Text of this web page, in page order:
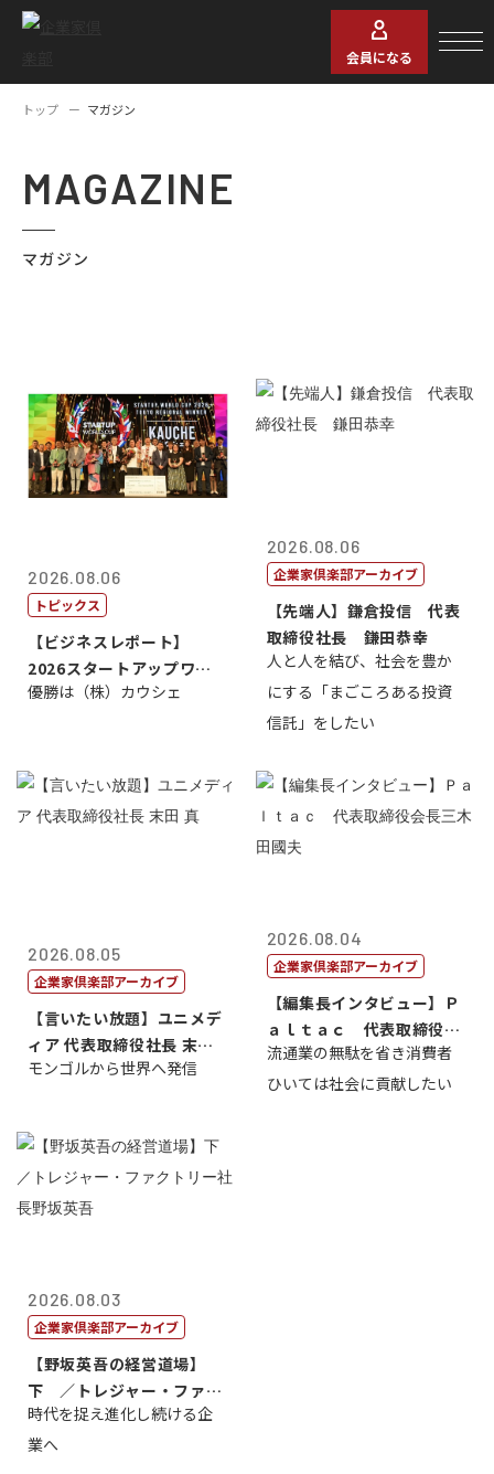
会員になる
トップ マガジン
MAGAZINE
マガジン
2026.08.06
トピックス
【ビジネスレポート】
2026スタートアップワー
ルドカップ東京
優勝は（株）カウシェ
2026.08.06
企業家倶楽部アーカイブ
【先端人】鎌倉投信 代表
取締役社長 鎌田恭幸
人と人を結び、社会を豊か
にする「まごころある投資
信託」をしたい
2026.08.05
企業家倶楽部アーカイブ
【言いたい放題】ユニメデ
ィア 代表取締役社長 末田
真
モンゴルから世界へ発信
2026.08.04
企業家倶楽部アーカイブ
【編集長インタビュー】Ｐ
ａｌｔａｃ 代表取締役会
長三木田國夫
流通業の無駄を省き消費者
ひいては社会に貢献したい
2026.08.03
企業家倶楽部アーカイブ
【野坂英吾の経営道場】
下 ／トレジャー・ファク
トリー社長野坂...
時代を捉え進化し続ける企
業へ